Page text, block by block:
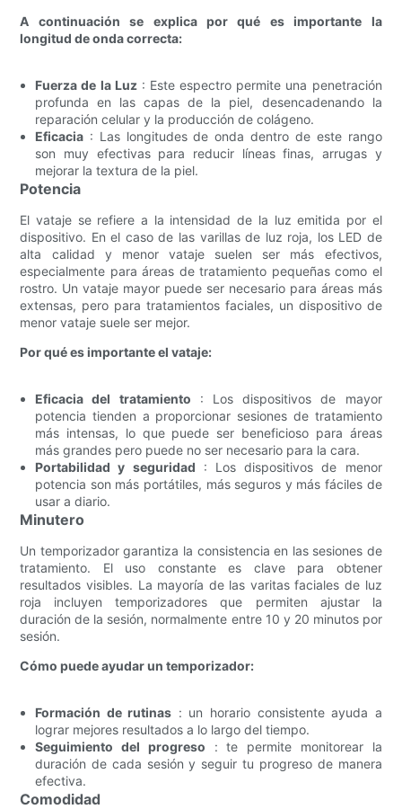
A continuación se explica por qué es importante la
longitud de onda correcta:
Fuerza de la Luz: Este espectro permite una penetración
profunda en las capas de la piel, desencadenando la
reparación celular y la producción de colágeno.
Eficacia : Las longitudes de onda dentro de este rango
son muy efectivas para reducir líneas finas, arrugas y
mejorar la textura de la piel.
Potencia
El vataje se refiere a la intensidad de la luz emitida por el
dispositivo. En el caso de las varillas de luz roja, los LED de
alta calidad y menor vataje suelen ser más efectivos,
especialmente para áreas de tratamiento pequeñas como el
rostro. Un vataje mayor puede ser necesario para áreas más
extensas, pero para tratamientos faciales, un dispositivo de
menor vataje suele ser mejor.
Por qué es importante el vataje:
Eficacia del tratamiento : Los dispositivos de mayor
potencia tienden a proporcionar sesiones de tratamiento
más intensas, lo que puede ser beneficioso para áreas
más grandes pero puede no ser necesario para la cara.
Portabilidad y seguridad : Los dispositivos de menor
potencia son más portátiles, más seguros y más fáciles de
usar a diario.
Minutero
Un temporizador garantiza la consistencia en las sesiones de
tratamiento. El uso constante es clave para obtener
resultados visibles. La mayoría de las varitas faciales de luz
roja incluyen temporizadores que permiten ajustar la
duración de la sesión, normalmente entre 10 y 20 minutos por
sesión.
Cómo puede ayudar un temporizador:
Formación de rutinas : un horario consistente ayuda a
lograr mejores resultados a lo largo del tiempo.
Seguimiento del progreso : te permite monitorear la
duración de cada sesión y seguir tu progreso de manera
efectiva.
Comodidad